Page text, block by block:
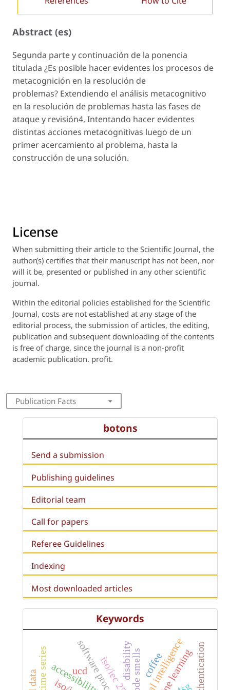
Abstract (es)
Segunda parte y continuación de la ponencia
titulada ¿Es posible hacer evidentes los procesos de
metacognición en la resolución de
problemas? Extendiendo el análisis metacognitivo
en la resolución de problemas hasta las fases de
ataque y revisión4, Intentando hacer evidentes
distintas acciones metacognitivas luego de un
primer acercamiento al problema, hasta la
construcción de una solución.
License
When submitting their article to the Scientific Journal, the
author(s) certifies that their manuscript has not been, nor
will it be, presented or published in any other scientific
journal.
Within the editorial policies established for the Scientific
Journal, costs are not established at any stage of the
editorial process, the submission of articles, the editing,
publication and subsequent downloading of the contents
is free of charge, since the journal is a non-profit
academic publication. profit.
Publication Facts
botons
Send a submission
Publishing guidelines
Editorial team
Call for papers
Referee Guidelines
Indexing
Most downloaded articles
Keywords
code smells
accessibility disability
ucd
time series coffee